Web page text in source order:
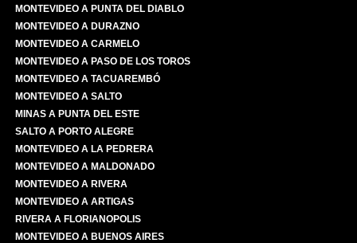
MONTEVIDEO A PUNTA DEL DIABLO
MONTEVIDEO A DURAZNO
MONTEVIDEO A CARMELO
MONTEVIDEO A PASO DE LOS TOROS
MONTEVIDEO A TACUAREMBÓ
MONTEVIDEO A SALTO
MINAS A PUNTA DEL ESTE
SALTO A PORTO ALEGRE
MONTEVIDEO A LA PEDRERA
MONTEVIDEO A MALDONADO
MONTEVIDEO A RIVERA
MONTEVIDEO A ARTIGAS
RIVERA A FLORIANOPOLIS
MONTEVIDEO A BUENOS AIRES